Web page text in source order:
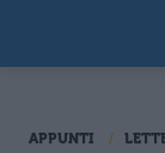
APPUNTI